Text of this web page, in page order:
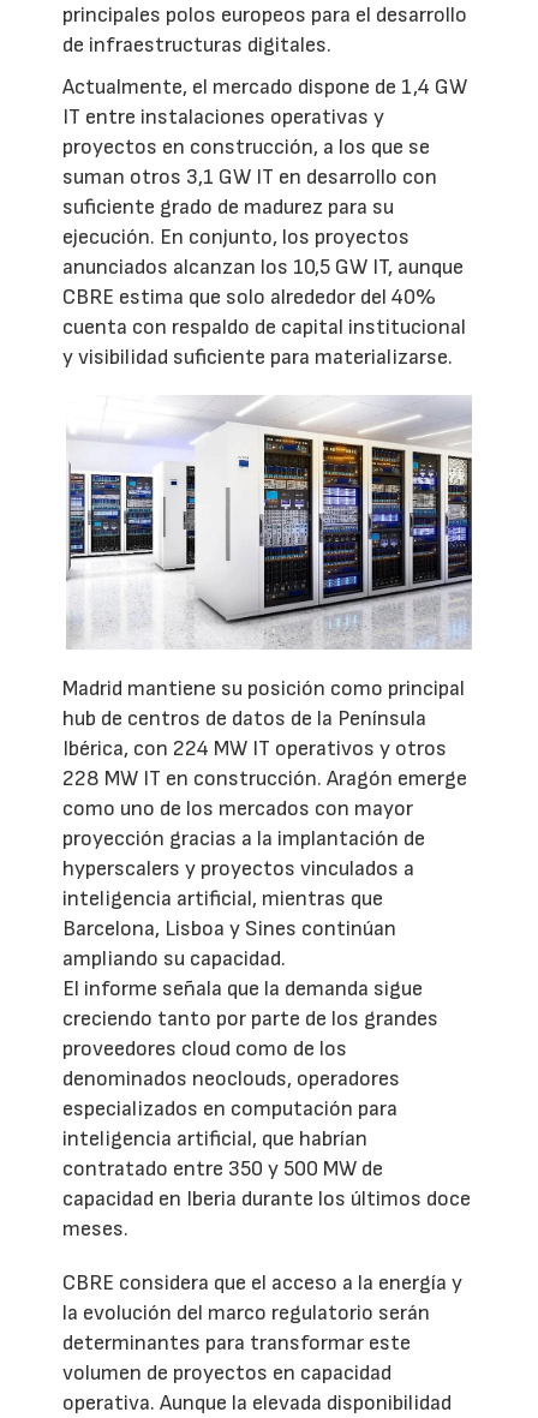
principales polos europeos para el desarrollo
de infraestructuras digitales.
Actualmente, el mercado dispone de 1,4 GW
IT entre instalaciones operativas y
proyectos en construcción, a los que se
suman otros 3,1 GW IT en desarrollo con
suficiente grado de madurez para su
ejecución. En conjunto, los proyectos
anunciados alcanzan los 10,5 GW IT, aunque
CBRE estima que solo alrededor del 40%
cuenta con respaldo de capital institucional
y visibilidad suficiente para materializarse.
Madrid mantiene su posición como principal
hub de centros de datos de la Península
Ibérica, con 224 MW IT operativos y otros
228 MW IT en construcción. Aragón emerge
como uno de los mercados con mayor
proyección gracias a la implantación de
hyperscalers y proyectos vinculados a
inteligencia artificial, mientras que
Barcelona, Lisboa y Sines continúan
ampliando su capacidad.
El informe señala que la demanda sigue
creciendo tanto por parte de los grandes
proveedores cloud como de los
denominados neoclouds, operadores
especializados en computación para
inteligencia artificial, que habrían
contratado entre 350 y 500 MW de
capacidad en Iberia durante los últimos doce
meses.
CBRE considera que el acceso a la energía y
la evolución del marco regulatorio serán
determinantes para transformar este
volumen de proyectos en capacidad
operativa. Aunque la elevada disponibilidad